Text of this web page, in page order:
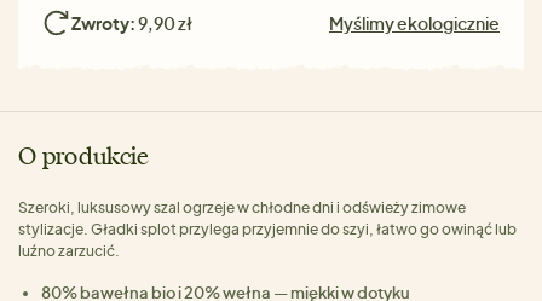
Zwroty:9,90 zł Myślimy ekologicznie
O produkcie
Szeroki, luksusowy szal ogrzeje w chłodne dni i odświeży zimowe
stylizacje. Gładki splot przylega przyjemnie do szyi, łatwo go owinąć lub
luźno zarzucić.
80% bawełna bio i 20% wełna — miękki w dotyku